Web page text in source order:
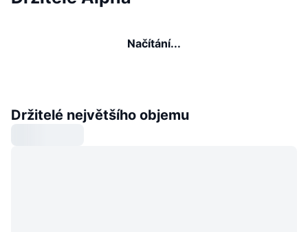
Načítání...
Držitelé největšího objemu